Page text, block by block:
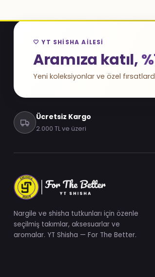
🤍 YT SHISHA AILESI
Aramıza katıl,
Yeni koleksiyonlar ve özel
Ücretsiz Kargo
2.000 TL ve üzeri
Nargile ve shisha tutkunları için özenle
seçilmiş takımlar, aksesuarlar ve
aromalar. YT Shisha — For The Better.